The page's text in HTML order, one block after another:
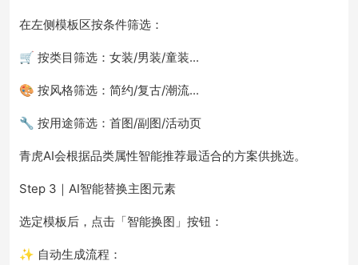
在左侧模板区按条件筛选：
🛒 按类目筛选：女装/男装/童装...
🎨 按风格筛选：简约/复古/潮流...
🔧 按用途筛选：首图/副图/活动页
青虎AI会根据品类属性智能推荐最适合的方案供挑选。
Step 3｜AI智能替换主图元素
选定模板后，点击「智能换图」按钮：
✨ 自动生成流程：